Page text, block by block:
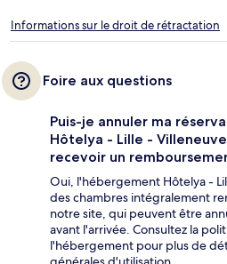
Informations sur le droit de rétractation
Foire aux questions
Puis-je annuler ma
Hôtelya - Lille -
recevoir un
Oui, l'hébergement Hôtelya -
des chambres intégralement
notre site, qui peuvent être
avant l'arrivée. Consultez la
l'hébergement pour plus de